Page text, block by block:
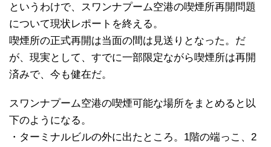
というわけで、スワンナプーム空港の喫煙所再開問題
について現状レポートを終える。
喫煙所の正式再開は当面の間は見送りとなった。だ
が、現実として、すでに一部限定ながら喫煙所は再開
済みで、今も健在だ。
スワンナプーム空港の喫煙可能な場所をまとめると以
下のようになる。
・ターミナルビルの外に出たところ。1階の端っこ、2